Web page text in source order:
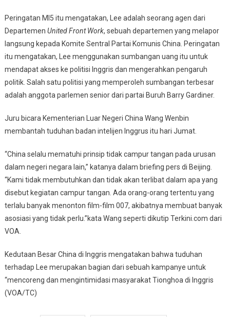
Peringatan MI5 itu mengatakan, Lee adalah seorang agen dari
Departemen United Front Work, sebuah departemen yang melapor
langsung kepada Komite Sentral Partai Komunis China. Peringatan
itu mengatakan, Lee menggunakan sumbangan uang itu untuk
mendapat akses ke politisi Inggris dan mengerahkan pengaruh
politik. Salah satu politisi yang memperoleh sumbangan terbesar
adalah anggota parlemen senior dari partai Buruh Barry Gardiner.
Juru bicara Kementerian Luar Negeri China Wang Wenbin
membantah tuduhan badan intelijen Inggrus itu hari Jumat.
“China selalu mematuhi prinsip tidak campur tangan pada urusan
dalam negeri negara lain,” katanya dalam briefing pers di Beijing.
“Kami tidak membutuhkan dan tidak akan terlibat dalam apa yang
disebut kegiatan campur tangan. Ada orang-orang tertentu yang
terlalu banyak menonton film-film 007, akibatnya membuat banyak
asosiasi yang tidak perlu.”kata Wang seperti dikutip Terkini.com dari
VOA.
Kedutaan Besar China di Inggris mengatakan bahwa tuduhan
terhadap Lee merupakan bagian dari sebuah kampanye untuk
“mencoreng dan mengintimidasi masyarakat Tionghoa di Inggris
(VOA/TC)